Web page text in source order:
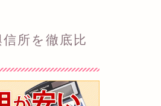
所を徹底比